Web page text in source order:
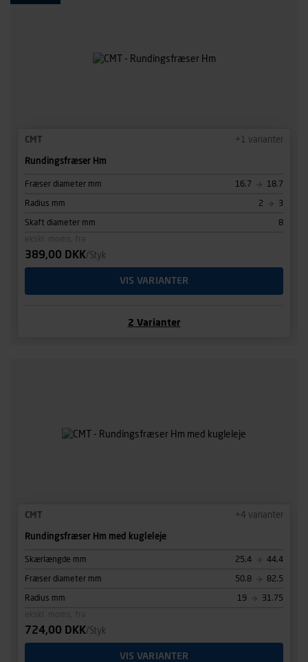
CMT +1 varianter
Rundingsfræser Hm
Fræser diameter mm 16.7 18.7
Radius mm 2 3
Skaft diameter mm
8
389,00 DKK/Styk
VIS VARIANTER
2 Varianter
CMT +4 varianter
Rundingsfræser Hm med kugleleje
Skærlængde mm 25.4 44.4
Fræser diameter mm 50.8 82.5
Radius mm 19
31.75
724,00 DKK/Styk
VIS VARIANTER